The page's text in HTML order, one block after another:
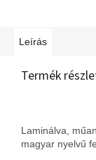
Leírás
Termék
Laminálva,
magyar nyelvű